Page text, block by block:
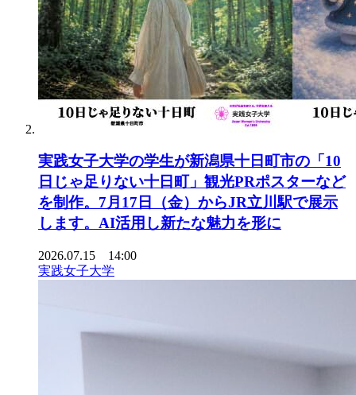
実践女子大学の学生が新潟県十日町市の「10
日じゃ足りない十日町」観光PRポスターなど
を制作。7月17日（金）からJR立川駅で展示
します。AI活用し新たな魅力を形に
2026.07.15 14:00
実践女子大学